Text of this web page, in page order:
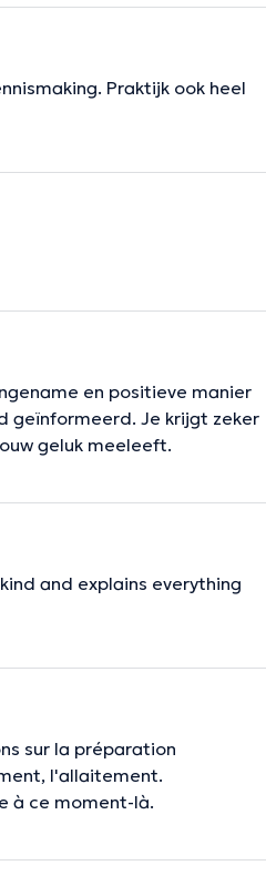
Praktijk ook heel
en positieve manier
geïnformeerd. Je krijgt zeker
geluk meeleeft.
and explains everything
sur la préparation
l'allaitement.
à ce moment-là.